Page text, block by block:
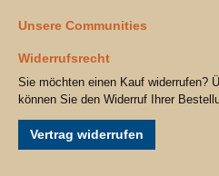
Unsere Communities
Widerrufsrecht
Sie möchten einen Kauf widerrufen?
können Sie den Widerruf Ihrer
Vertrag widerrufen